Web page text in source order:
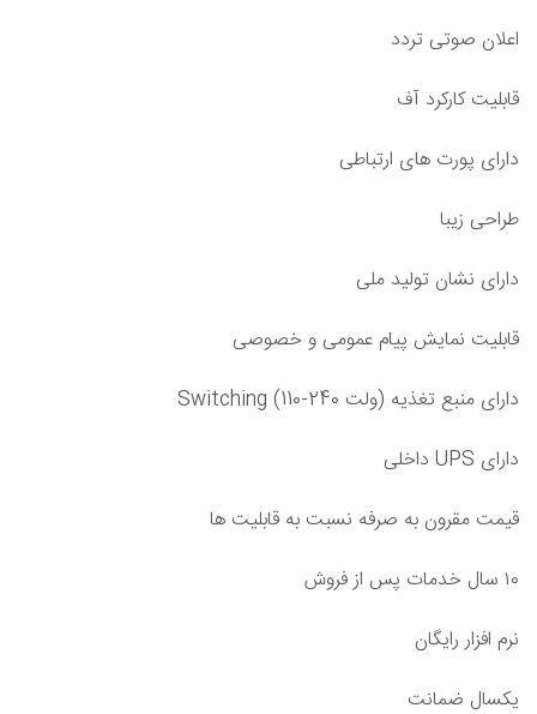
اعلان صوتی تردد
قابلیت کارکرد آف
دارای پورت های ارتباطی
طراحی زیبا
دارای نشان تولید ملی
قابلیت نمایش پیام عمومی و خصوصی
دارای منبع تغذیه (ولت Switching (110-240
دارای UPS داخلی
قیمت مقرون به صرفه نسبت به قابلیت ها
۱۰ سال خدمات پس از فروش
نرم افزار رایگان
یکسال ضمانت